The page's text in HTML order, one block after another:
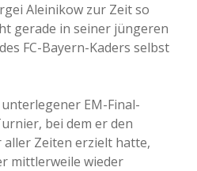
Aleinikow zur Zeit so
gerade in seiner jüngeren
FC-Bayern-Kaders selbst
EM-Final-
bei dem er den
Zeiten erzielt hatte,
mittlerweile wieder